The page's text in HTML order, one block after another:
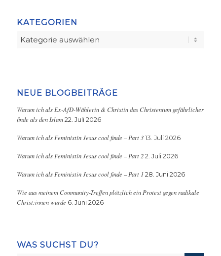
KATEGORIEN
Kategorien
NEUE BLOGBEITRÄGE
Warum ich als Ex-AfD-Wählerin & Christin das Christentum gefährlicher
finde als den Islam 22. Juli 2026
Warum ich als Feministin Jesus cool finde – Part 3 13. Juli 2026
Warum ich als Feministin Jesus cool finde – Part 2 2. Juli 2026
Warum ich als Feministin Jesus cool finde – Part 1 28. Juni 2026
Wie aus meinem Community-Treffen plötzlich ein Protest gegen radikale
Christ:innen wurde 6. Juni 2026
WAS SUCHST DU?